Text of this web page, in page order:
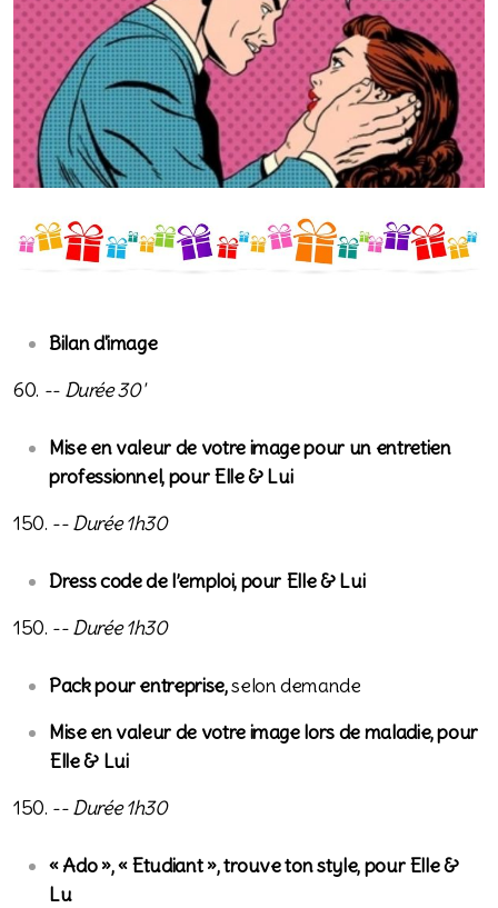
Bilan d'image
60. -- Durée 30'
Mise en valeur de votre image pour un entretien
professionnel, pour Elle & Lui
150. -- Durée 1h30
Dress code de l’emploi, pour Elle & Lui
150. -- Durée 1h30
Pack pour entreprise,selon demande
Mise en valeur de votre image lors de maladie, pour
Elle & Lui
150. -- Durée 1h30
« Ado », « Etudiant », trouve ton style, pour Elle &
Lu
Le style
Les accessoires
Soin D-TOX visage
DUO Soin D-TOX & Calluspeeling
La chromothérapie